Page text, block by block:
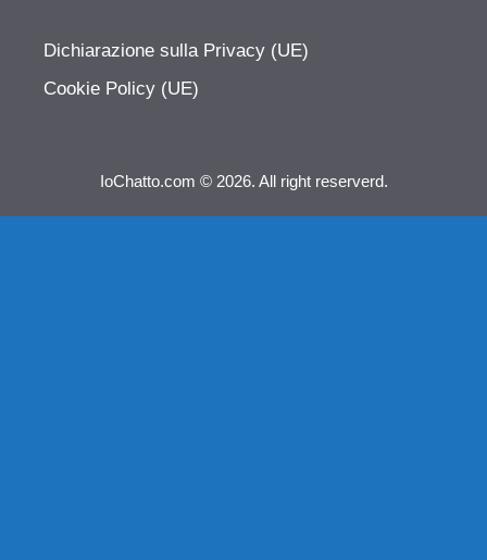
Dichiarazione sulla Privacy (UE)
Cookie Policy (UE)
IoChatto.com © 2026. All right reserverd.